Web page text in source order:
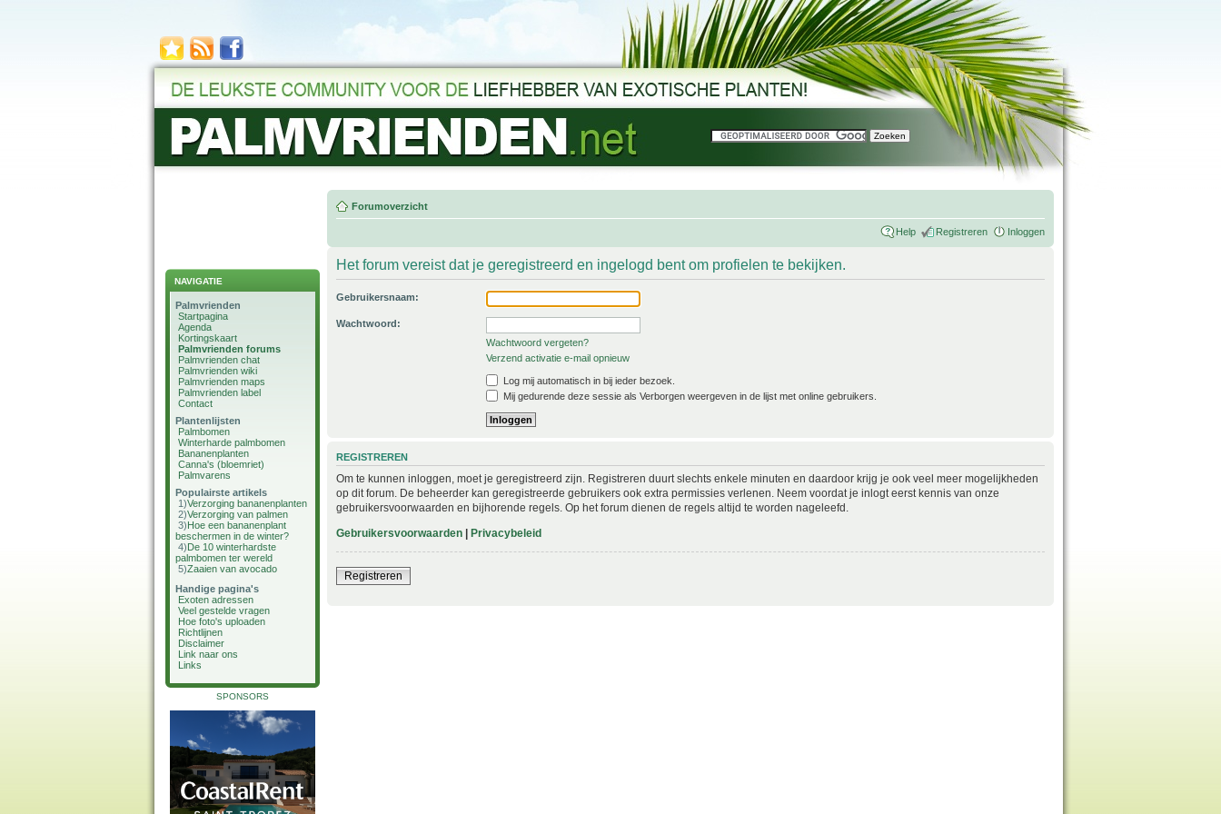
NAVIGATIE
Palmvrienden
Startpagina
Agenda
Kortingskaart
Palmvrienden forums
Palmvrienden chat
Palmvrienden wiki
Palmvrienden maps
Palmvrienden label
Contact
Plantenlijsten
Palmbomen
Winterharde palmbomen
Bananenplanten
Canna's (bloemriet)
Palmvarens
Populairste artikels
1)Verzorging bananenplanten
2)Verzorging van palmen
3)Hoe een bananenplant
beschermen in de winter?
4)De 10 winterhardste
palmbomen ter wereld
5)Zaaien van avocado
Handige pagina's
Exoten adressen
Veel gestelde vragen
Hoe foto's uploaden
Richtlijnen
Disclaimer
Link naar ons
Links
SPONSORS
Forumoverzicht
Help Registreren Inloggen
Het forum vereist dat je geregistreerd en ingelogd bent om profielen te bekijken.
Gebruikersnaam:
Wachtwoord:
Wachtwoord vergeten?
Verzend activatie e-mail opnieuw
Log mij automatisch in bij ieder bezoek.
Mij gedurende deze sessie als Verborgen weergeven in de lijst met online gebruikers.
REGISTREREN
Om te kunnen inloggen, moet je geregistreerd zijn. Registreren duurt slechts enkele minuten en daardoor krijg je ook veel meer mogelijkheden
op dit forum. De beheerder kan geregistreerde gebruikers ook extra permissies verlenen. Neem voordat je inlogt eerst kennis van onze
gebruikersvoorwaarden en bijhorende regels. Op het forum dienen de regels altijd te worden nageleefd.
Gebruikersvoorwaarden | Privacybeleid
Registreren